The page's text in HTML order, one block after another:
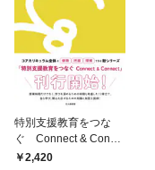
特別支援教育をつな
ぐ Connect & Conne
ct 1：特別支援教育
2,420